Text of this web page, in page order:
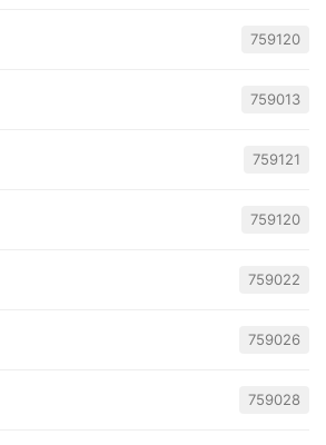
759120
759013
759121
759120
759022
759026
759028